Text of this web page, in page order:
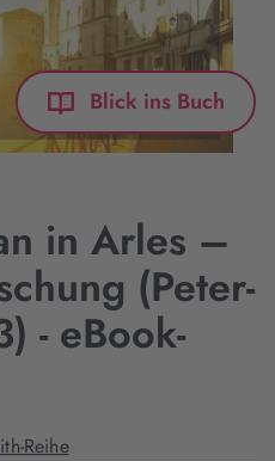
Blick ins Buch
in Arles –
(Peter-
- eBook-
Reihe